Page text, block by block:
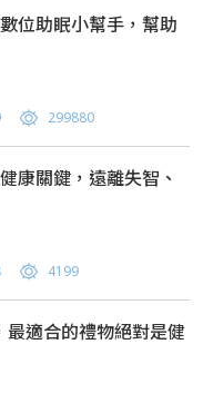
位助眠小幫手，幫助
299880
康關鍵，遠離失智、
4199
最適合的禮物絕對是健